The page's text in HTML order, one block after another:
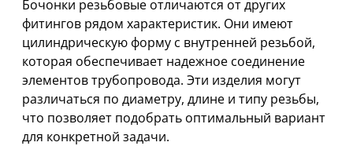
Бочонки резьбовые отличаются от других
фитингов рядом характеристик. Они имеют
цилиндрическую форму с внутренней резьбой,
которая обеспечивает надежное соединение
элементов трубопровода. Эти изделия могут
различаться по диаметру, длине и типу резьбы,
что позволяет подобрать оптимальный вариант
для конкретной задачи.